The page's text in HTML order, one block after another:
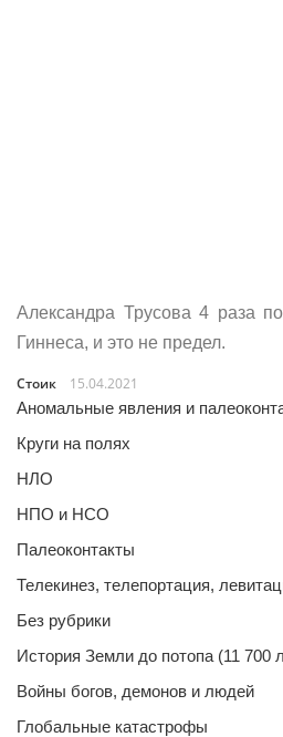
Александра Трусова 4 раза
Гиннеса, и это не предел.
Стоик
15.04.2021
Аномальные явления и
Круги на полях
НЛО
НПО и НСО
Палеоконтакты
Телекинез, телепортация,
Без рубрики
История Земли до потопа (11 700
Войны богов, демонов и людей
Глобальные катастрофы